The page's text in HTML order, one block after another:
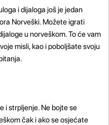
i dijaloga još je jedan
Norveški. Možete igrati
u norveškom. To će vam
misli, kao i poboljšate svoju
i strpljenje. Ne bojte se
čak i ako se osjećate